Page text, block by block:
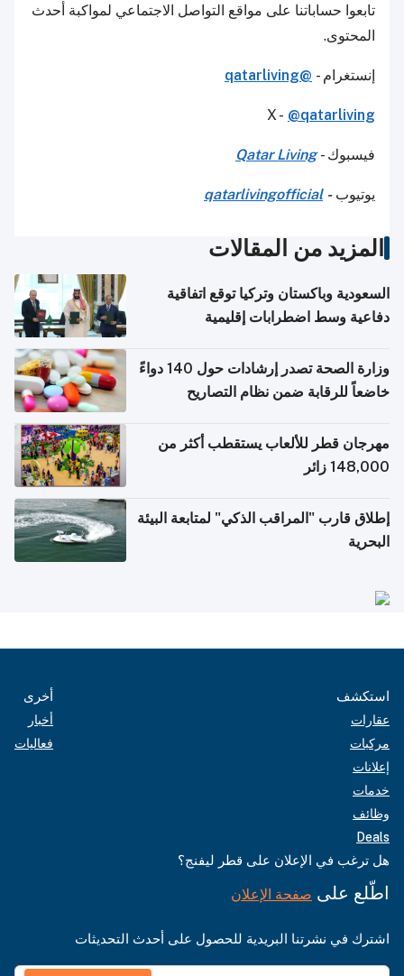
تابعوا حساباتنا على مواقع التواصل الاجتماعي لمواكبة أحدث
المحتوى.
إنستغرام - @qatarliving
X - @qatarliving
فيسبوك -Qatar Living
يوتيوب-
qatarlivingofficial
المزيد من المقالات
السعودية وباكستان وتركيا توقع اتفاقية
دفاعية وسط اضطرابات إقليمية
وزارة الصحة تصدر إرشادات حول 140 دواءً
خاضعاً للرقابة ضمن نظام التصاريح
مهرجان قطر للألعاب يستقطب أكثر من
148,000 زائر
إطلاق قارب "المراقب الذكي" لمتابعة البيئة
البحرية
استكشف
عقارات
مركبات
إعلانات
خدمات
وظائف
Deals
أخرى
أخبار
فعاليات
هل ترغب في الإعلان على قطر ليفنج؟
اطّلع على صفحة الإعلان
اشترك في نشرتنا البريدية للحصول على أحدث التحديثات